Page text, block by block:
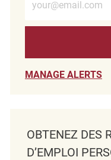
MANAGE ALERTS
OBTENEZ DES
D’EMPLOI